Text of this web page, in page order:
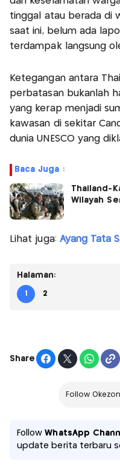
tinggal atau berada di
saat ini, belum ada
terdampak langsung
Ketegangan antara
perbatasan bukanlah
yang kerap menjadi
kawasan di sekitar
dunia UNESCO yang
Baca Juga :
Thailand-
Wilayah
Lihat juga: Ayang Tata
Halaman:
1 2
Share
Follow
FollowWhatsApp
update berita terbaru